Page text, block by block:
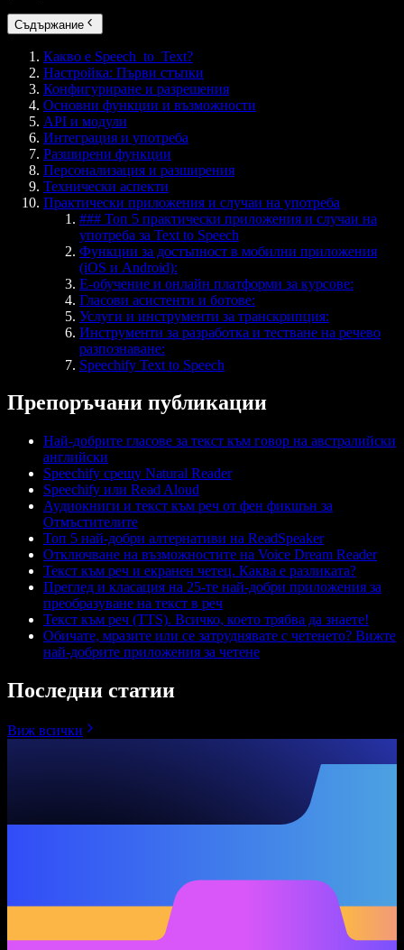
Съдържание
Какво е Speech_to_Text?
Настройка: Първи стъпки
Конфигуриране и разрешения
Основни функции и възможности
API и модули
Интеграция и употреба
Разширени функции
Персонализация и разширения
Технически аспекти
Практически приложения и случаи на употреба
### Топ 5 практически приложения и случаи на
употреба за Text to Speech
Функции за достъпност в мобилни приложения
(iOS и Android):
E-обучение и онлайн платформи за курсове:
Гласови асистенти и ботове:
Услуги и инструменти за транскрипция:
Инструменти за разработка и тестване на речево
разпознаване:
Speechify Text to Speech
Препоръчани публикации
Най-добрите гласове за текст към говор на австралийски
английски
Speechify срещу Natural Reader
Speechify или Read Aloud
Аудиокниги и текст към реч от фен фикшън за
Отмъстителите
Топ 5 най-добри алтернативи на ReadSpeaker
Отключване на възможностите на Voice Dream Reader
Текст към реч и екранен четец. Каква е разликата?
Преглед и класация на 25-те най-добри приложения за
преобразуване на текст в реч
Текст към реч (TTS). Всичко, което трябва да знаете!
Обичате, мразите или се затруднявате с четенето? Вижте
най-добрите приложения за четене
Последни статии
Виж всички